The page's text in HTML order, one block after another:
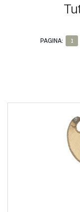
PAGINA: 1